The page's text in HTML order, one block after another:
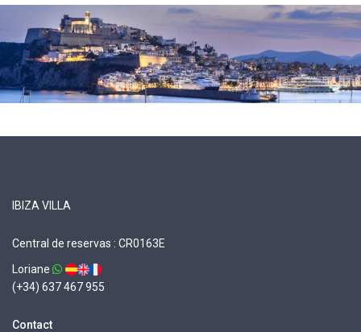
IBIZA VILLA
Central de reservas : CR0163E
Loriane
(+34) 637 467 955
Contact